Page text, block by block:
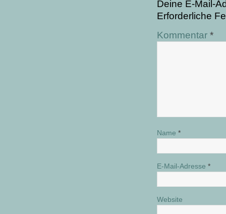
Deine E-Mail-
Erforderliche
Kommentar *
Name *
E-Mail-Adresse *
Website